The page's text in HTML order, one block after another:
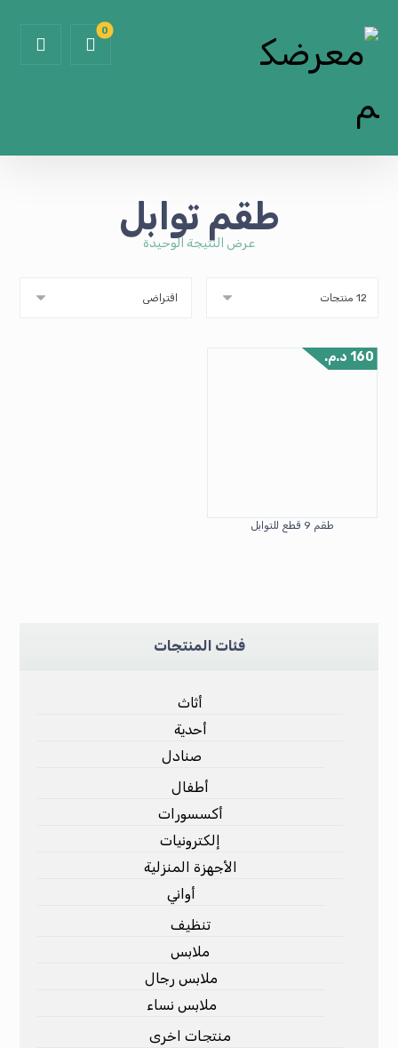
طقم توابل
عرض النتيجة الوحيدة
طقم 9 قطع للتوابل
160 د.م.
فئات المنتجات
أثاث
أحدية
صنادل
أطفال
أكسسورات
إلكترونيات
الأجهزة المنزلية
أواني
تنظيف
ملابس
ملابس رجال
ملابس نساء
منتجات اخرى